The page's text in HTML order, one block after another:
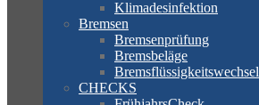
Klimadesinfektion
Bremsen
Bremsenprüfung
Bremsbeläge
Bremsflüssigkeitswechsel
CHECKS